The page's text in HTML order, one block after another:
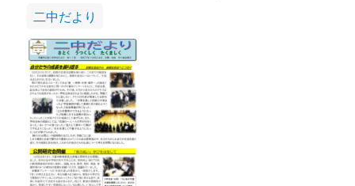
カ
テ
ゴ
リ
ー
二中だより